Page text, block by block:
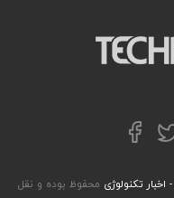
توییترفیسبوک
اخبار تکنولوژی محفوظ بوده و نقل